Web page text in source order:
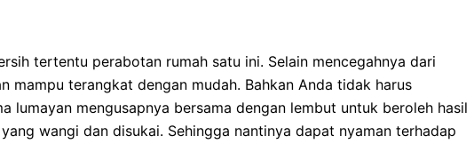
tertentu perabotan rumah satu ini. Selain mencegahnya dari
mampu terangkat dengan mudah. Bahkan Anda tidak harus
lumayan mengusapnya bersama dengan lembut untuk beroleh hasil
wangi dan disukai. Sehingga nantinya dapat nyaman terhadap